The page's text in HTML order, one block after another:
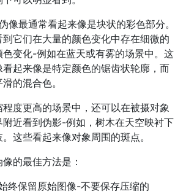
像最通常看起来像是块状的彩色部分。
到它们在大量的颜色变化中存在细微的
色变化-例如在蓝天或有雾的场景中。这
看起来像是特定颜色的锯齿状轮廓，而
的混合色。
程度更高的场景中，还可以在被摄对象
附近看到伪影-例如，树木在天空映衬下
。这些看起来像对象周围的斑点。
的最佳方法是：
终保留原始图像-不要保存压缩的